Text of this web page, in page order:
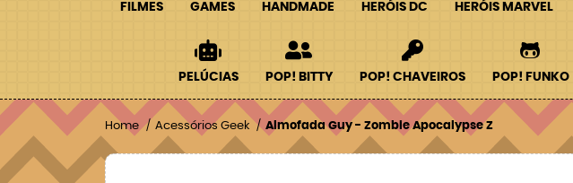
FILMES GAMES HANDMADE HERÓIS DC HERÓIS MARVEL
PELÚCIAS POP! BITTY POP! CHAVEIROS POP! FUNKO
Home Acessórios Geek Almofada Guy - Zombie Apocalypse Z